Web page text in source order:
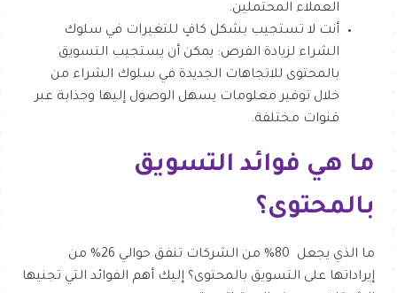
العملاء المحتملين.
أنت لا تستجيب بشكل كافٍ للتغيرات في سلوك
الشراء لزيادة الفرص: يمكن أن يستجيب التسويق
بالمحتوى للاتجاهات الجديدة في سلوك الشراء من
خلال توفير معلومات يسهل الوصول إليها وجذابة عبر
قنوات مختلفة.
ما هي فوائد التسويق
بالمحتوى؟
ما الذي يجعل 80% من الشركات تنفق حوالي 26% من
إيراداتها على التسويق بالمحتوى؟ إليك أهم الفوائد التي تجنيها